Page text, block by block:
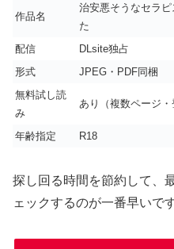
作品名
治安悪そうなセラ
た
配信
DLsite独占
形式
JPEG・PDF同梱
無料試し読
み
あり（複数ページ・
年齢指定 R18
探し回る時間を節約して、
ェックするのが一番早いです